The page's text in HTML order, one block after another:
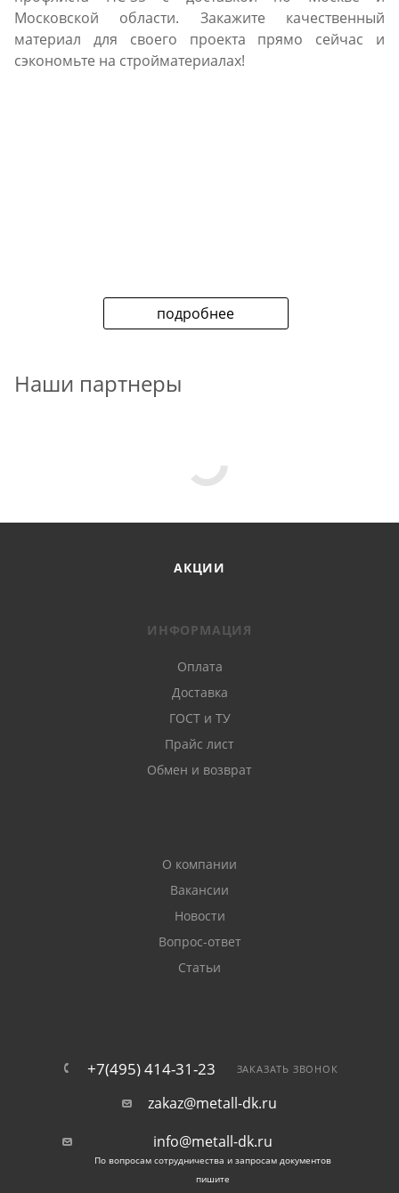
Московской области. Закажите качественный
материал для своего проекта прямо сейчас и
сэкономьте на стройматериалах!
подробнее
Наши партнеры
АКЦИИ
ИНФОРМАЦИЯ
Оплата
Доставка
ГОСТ и ТУ
Прайс лист
Обмен и возврат
О компании
Вакансии
Новости
Вопрос-ответ
Статьи
+7(495) 414-31-23 ЗАКАЗАТЬ ЗВОНОК
zakaz@metall-dk.ru
info@metall-dk.ru
По вопросам сотрудничества и запросам документов
пишите